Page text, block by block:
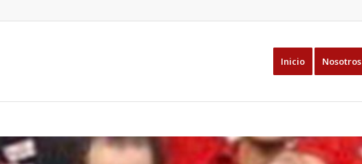
Inicio Nosotros